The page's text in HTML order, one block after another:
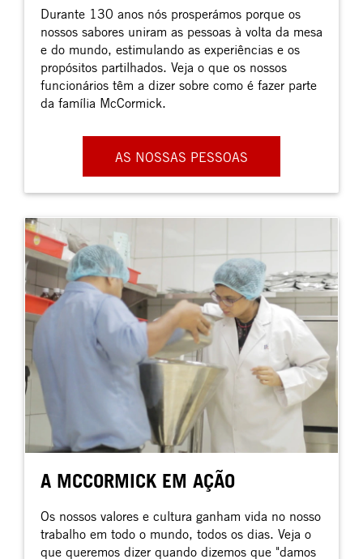
Durante 130 anos nós prosperámos porque os
nossos sabores uniram as pessoas à volta da mesa
e do mundo, estimulando as experiências e os
propósitos partilhados. Veja o que os nossos
funcionários têm a dizer sobre como é fazer parte
da família McCormick.
AS NOSSAS PESSOAS
A MCCORMICK EM AÇÃO
Os nossos valores e cultura ganham vida no nosso
trabalho em todo o mundo, todos os dias. Veja o
que queremos dizer quando dizemos que "damos